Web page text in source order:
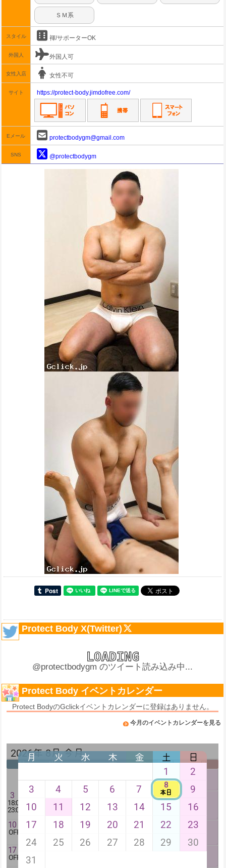
ＳＭ系
スタイル 褌/サポーターOK
外国人 外国人可
女性入店 女性不可
サイト https://protect-body.jimdofree.com/
Eメール protectbodygm@gmail.com
SNS @protectbodygm
Protect Body X(Twitter)
@protectbodygm のツイート読み込み中...
Protect Body イベントカレンダー
Protect BodyのGclickイベントカレンダーに登録はありません。
今月のイベントカレンダーを見る